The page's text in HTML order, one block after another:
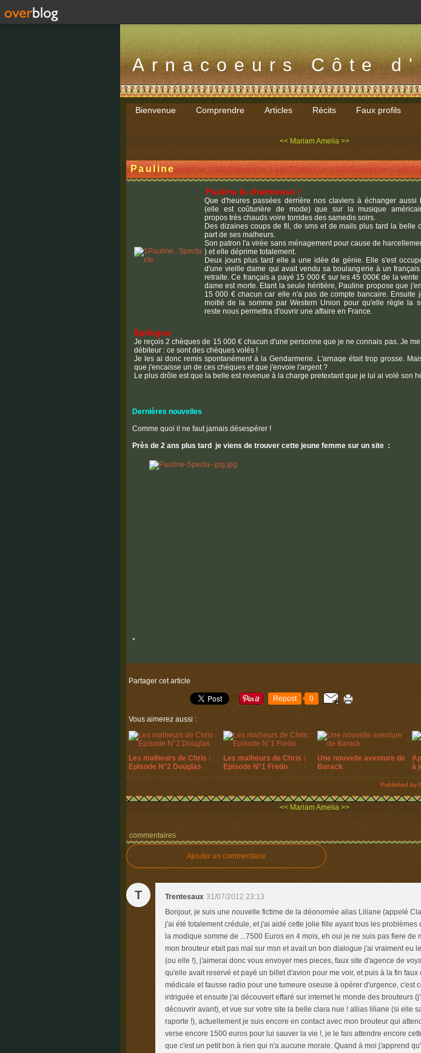
Arnacoeurs Côte
Bienvenue Comprendre Articles Récits Faux profils
<< MariamAmelia >>
Pauline
Pauline la charmeuse !
Que d'heures passées derrière nos claviers à échanger aussi
(elle est coûturière de mode) que sur la musique
propos très chauds voire torrides des samedis soirs.
Des dizaines coups de fil, de sms et de mails plus tard la belle
part de ses malheurs.
Son patron l'a virée sans ménagement pour cause de
) et elle déprime totalement.
Deux jours plus tard elle a une idée de génie. Elle s'est
d'une vieille dame qui avait vendu sa boulangerie à un
retraite. Ce français a payé 15 000 € sur les 45 000€ de la
dame est morte. Etant la seule héritière, Pauline propose que
15 000 € chacun car elle n'a pas de compte bancaire. Ensuite
moitié de la somme par Western Union pour qu'elle règle la
reste nous permettra d'ouvrir une affaire en France.
Epilogue
Je reçois 2 chèques de 15 000 € chacun d'une personne que je ne connais pas. Je
débiteur : ce sont des chèques volés !
Je les ai donc remis spontanément à la Gendarmerie. L'arnaqe était trop grosse.
que j'encaisse un de ces chèques et que j'envoie l'argent ?
Le plus drôle est que la belle est revenue à la charge pretextant que je lui ai volé son
Dernières nouvelles
Comme quoi il ne faut jamais désespérer !
Près de 2 ans plus tard je viens de trouver cette jeune femme sur un site :
*
Partager cet article
Repost 0
Vous aimerez aussi :
Les malheurs de Chris :
Episode N°2 Douglas
Les malheurs de Chris :
Episode N°1 Fredo
Une nouvelle aventure de
Barack
à
Published by
<< MariamAmelia >>
commentaires
Ajouter un commentaire
T Trentesaux 31/07/2012 23:13
Bonjour, je suis une nouvelle fictime de la déonomée alias Liliane (appelé
j'ai été totalement crédule, et j'ai aidé cette jolie fille ayant tous les problèmes
la modique somme de ...7500 Euros en 4 mois, eh oui je ne suis pas fiere de
mon brouteur etait pas mal sur msn et avait un bon dialogue j'ai vraiment eu
(ou elle !), j'aimerai donc vous envoyer mes pieces, faux site d'agence de
qu'elle avait reservé et payé un billet d'avion pour me voir, et puis à la fin faux
médicale et fausse radio pour une tumeure oseuse à opérer d'urgence, c'est
intriguée et ensuite j'ai découvert effaré sur internet le monde des brouteurs
découvrir avant), et vue sur votre site la belle clara nue ! allias liliane (si elle
raporte !), actuellement je suis encore en contact avec mon brouteur qui
verse encore 1500 euros pour lui sauver la vie !, je le fais attendre encore
que c'est un petit bon à rien qui n'a aucune morale. Quand à moi j'apprend